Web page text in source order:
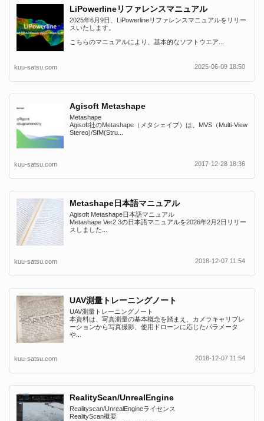
LiPowerlineリファレンスマニュアル
2025年6月9日、LiPowerlineリファレンスマニュアルをリリー
スいたします。
こちらのマニュアルにより、基本的なソフトウエア...
kuu-satsu.com 2025-06-09 18:50
Agisoft Metashape
Metashape
Agisoft社のMetashape（メタシェイプ）は、MVS（Multi-View
Stereo)/SfM(Stru...
kuu-satsu.com 2017-12-28 18:36
Metashape日本語マニュアル
Agisoft Metashape日本語マニュアル
Metashape Ver2.3の日本語マニュアルを2026年2月2日リリー
スしました...
kuu-satsu.com 2018-12-07 11:54
UAV測量トレーニングノート
UAV測量トレーニングノート
本資料は、写真測量の基本概念を踏まえ、カメラキャリブレ
ーションから写真撮影、使用ドローンに応じたパラメータ
や...
kuu-satsu.com 2018-12-07 11:54
RealityScan/UnrealEngine
Realityscan/UnrealEngineライセンス
RealityScan概要